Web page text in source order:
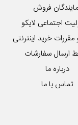
فروش
اجتماعی لایکو
خرید اینترنتی
ارسال سفارشات
درباره ما
تماس با ما